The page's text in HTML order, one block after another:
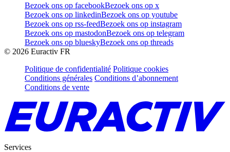
Bezoek ons op facebookBezoek ons op x
Bezoek ons op linkedinBezoek ons op youtube
Bezoek ons op rss-feedBezoek ons op instagram
Bezoek ons op mastodonBezoek ons op telegram
Bezoek ons op blueskyBezoek ons op threads
© 2026 Euractiv FR
Politique de confidentialité Politique cookies
Conditions générales Conditions d’abonnement
Conditions de vente
Services